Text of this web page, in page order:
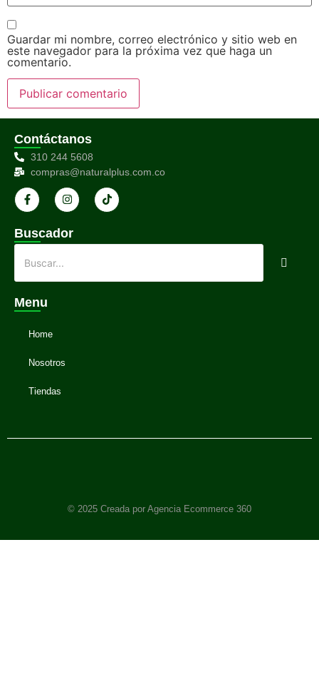
Guardar mi nombre, correo electrónico y sitio web en
este navegador para la próxima vez que haga un
comentario.
Contáctanos
310 244 5608
compras@naturalplus.com.co
Buscador
Menu
Home
Nosotros
Tiendas
© 2025 Creada por Agencia Ecommerce 360